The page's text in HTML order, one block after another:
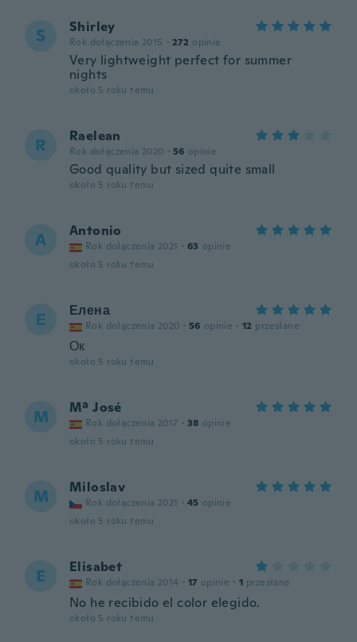
S Shirley
Rok dołączenia 2015 · 272 opinie
Very lightweight perfect for summer
nights
około 5 roku temu
R Raelean
Rok dołączenia 2020 · 56 opinie
Good quality but sized quite small
około 5 roku temu
A Antonio
Rok dołączenia 2021 · 63 opinie
około 5 roku temu
Е Елена
Rok dołączenia 2020 · 56 opinie · 12 przesłane
Ок
około 5 roku temu
M Mª José
Rok dołączenia 2017 · 38 opinie
około 5 roku temu
M Miloslav
Rok dołączenia 2021 · 45 opinie
około 5 roku temu
E Elisabet
Rok dołączenia 2014 · 17 opinie · 1 przesłane
No he recibido el color elegido.
około 5 roku temu